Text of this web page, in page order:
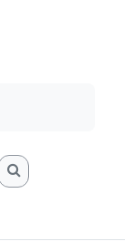
Buscar no fórum